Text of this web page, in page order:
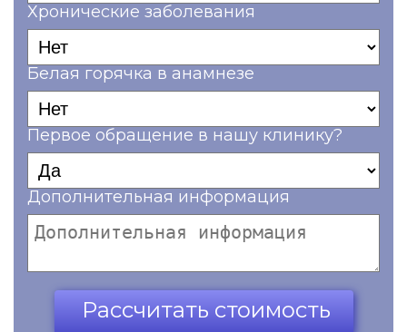
Хронические заболевания
Белая горячка в анамнезе
Первое обращение в нашу клинику?
Дополнительная информация
Рассчитать стоимость
Ваш телефон*